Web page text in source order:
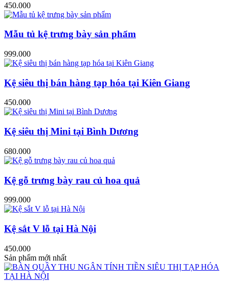
450.000
Mẫu tủ kệ trưng bày sản phẩm
999.000
Kệ siêu thị bán hàng tạp hóa tại Kiên Giang
450.000
Kệ siêu thị Mini tại Bình Dương
680.000
Kệ gỗ trưng bày rau củ hoa quả
999.000
Kệ sắt V lỗ tại Hà Nội
450.000
Sản phẩm mới nhất